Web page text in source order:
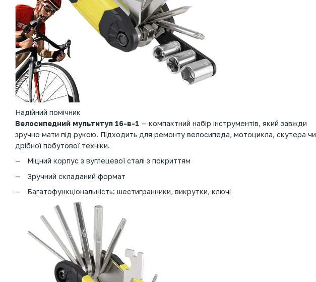
Надійний помічник
Велосипедний мультитул 16-в-1 — компактний набір інструментів, який завжди
зручно мати під рукою. Підходить для ремонту велосипеда, мотоцикла, скутера чи
дрібної побутової техніки.
Міцний корпус з вуглецевої сталі з покриттям
Зручний складаний формат
Багатофункціональність: шестигранники, викрутки, ключі